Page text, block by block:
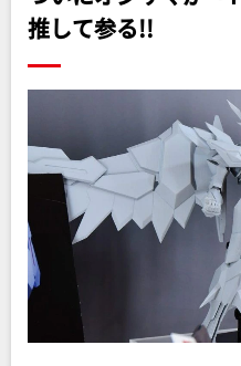
推して参る!!